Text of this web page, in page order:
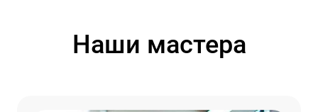
Наши мастера